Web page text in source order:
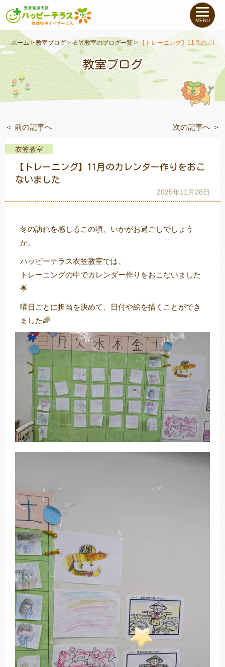
私たちについて
未就学のお子さま（０〜６才）
小学生〜高校生のお子さま
支援事例
教室一覧
トレキング DIDIM
MENU
ホーム >教室ブログ>衣笠教室のブログ一覧>【トレーニング】11月のカレ
教室ブログ
＜ 前の記事へ 次の記事へ ＞
衣笠教室
【トレーニング】11月のカレンダー作りをおこ
ないました
2025年11月28日
冬の訪れを感じるこの頃、いかがお過ごしでしょう
か。
ハッピーテラス衣笠教室では、
トレーニングの中でカレンダー作りをおこないました
🌟
曜日ごとに担当を決めて、日付や絵を描くことができ
ました🌈